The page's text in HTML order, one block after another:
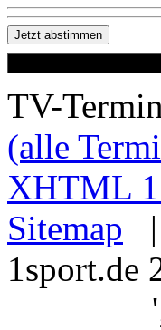
TV-
(alle
XHTML
Sitemap
1sport.de